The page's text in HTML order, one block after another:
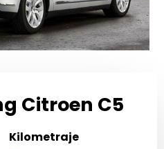
Citroen C5
Kilometraje